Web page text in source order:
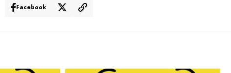
Facebook